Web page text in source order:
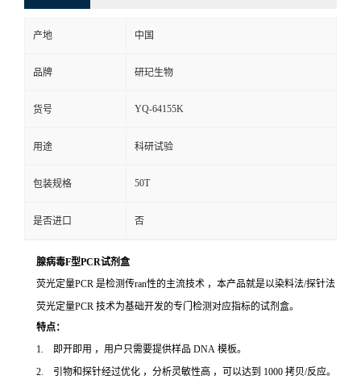
产地 中国
品牌 研玘生物
货号 YQ-64155K
用途 科研试验
包装规格 50T
是否进口 否
腺病毒F型PCR试剂盒
荧光定量PCR 是检测传ran性的主流技术 ，本产品就是以染料法/探针法
荧光定量PCR 技术为基础开发的专门检测对应指标的试剂盒。
特点：
1. 即开即用 ，用户只需要提供样品 DNA 模板。
2. 引物和探针经过优化 ，分析灵敏性高 ，可以达到 1000 拷贝/反应。